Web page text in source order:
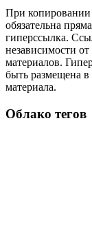
При копировании
обязательна
гиперссылка.
независимости
материалов.
быть размещена в
материала.
Облако тегов